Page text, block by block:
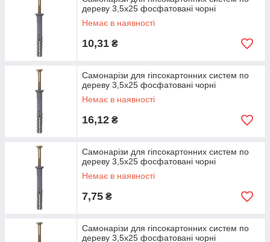
дереву 3,5х25 фосфатовані чорні
Немає в наявності
10,31 ₴
Самонарізи для гіпсокартонних систем по
дереву 3,5х25 фосфатовані чорні
Немає в наявності
16,12 ₴
Самонарізи для гіпсокартонних систем по
дереву 3,5х25 фосфатовані чорні
Немає в наявності
7,75 ₴
Самонарізи для гіпсокартонних систем по
дереву 3,5х25 фосфатовані чорні